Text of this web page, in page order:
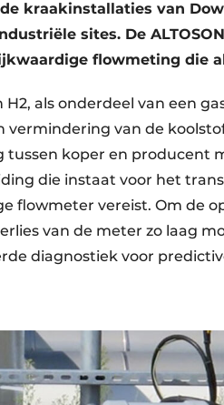
kraakinstallaties van
sites. De
flowmeting die
H2, als onderdeel van een
vermindering van de
koper en producent
die instaat voor het
flowmeter vereist. Om de
van de meter zo laag
diagnostiek voor